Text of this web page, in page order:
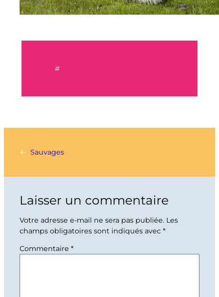
#
← Sauvages
Laisser un commentaire
Votre adresse e-mail ne sera pas publiée. Les
champs obligatoires sont indiqués avec *
Commentaire *